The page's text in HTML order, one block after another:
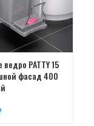
PATTY 15
фасад 400